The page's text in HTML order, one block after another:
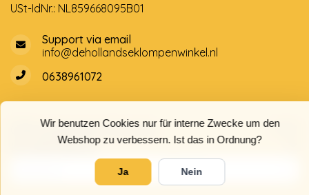
Wir benutzen Cookies nur für interne Zwecke um den
Webshop zu verbessern. Ist das in Ordnung?
Ja Nein
USt-IdNr.: NL859668095B01
Support via email
info@dehollandseklompenwinkel.nl
0638961072
ÖffnungszeitenSocials
Kundendienst